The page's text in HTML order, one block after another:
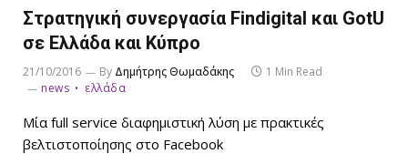
Στρατηγική συνεργασία Findigital και GotU
σε Ελλάδα και Κύπρο
21/10/2016 By Δημήτρης Θωμαδάκης
1 Min Read
news
ελλάδα
Μία full service διαφημιστική λύση με πρακτικές
βελτιστοποίησης στο Facebook